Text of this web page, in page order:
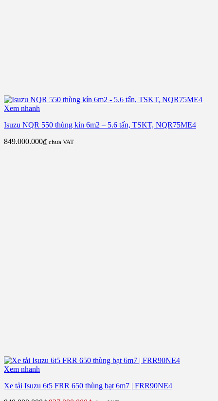
Xem nhanh
Isuzu NQR 550 thùng kín 6m2 – 5.6 tấn, TSKT, NQR75ME4
849.000.000₫ chưa VAT
Xem nhanh
Xe tải Isuzu 6t5 FRR 650 thùng bạt 6m7 | FRR90NE4